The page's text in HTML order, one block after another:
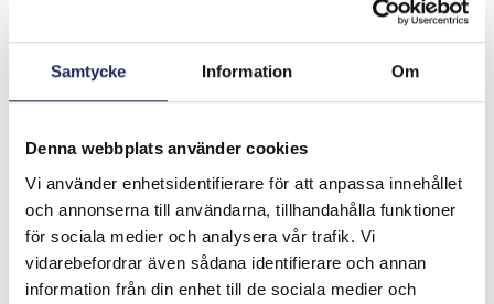
Samtycke Information Om
Denna webbplats använder cookies
Vi använder enhetsidentifierare för att anpassa innehållet
och annonserna till användarna, tillhandahålla funktioner
för sociala medier och analysera vår trafik. Vi
vidarebefordrar även sådana identifierare och annan
information från din enhet till de sociala medier och
Tiimin lahjoitukset yhteensä:
Tiimille tehdyt
lahjoitukset